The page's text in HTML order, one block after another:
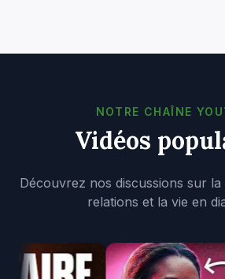
NOTRE CHAÎNE
Vidéos
Découvrez nos discussions sur la
relations et la vie en